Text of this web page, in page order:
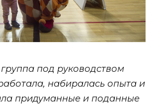
под руководством
набиралась опыта и
придуманные и поданные